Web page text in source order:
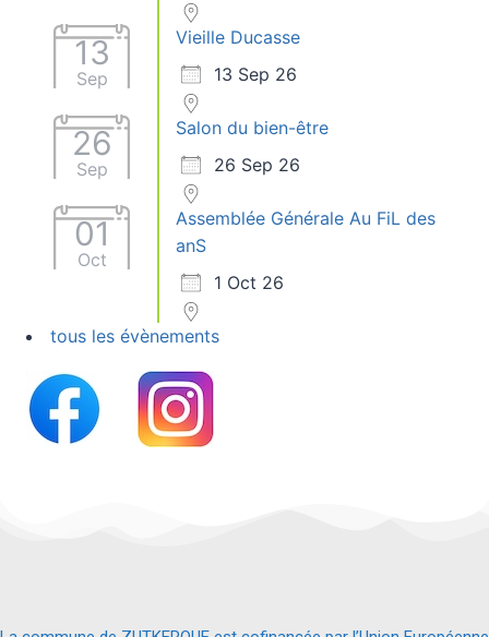
13
Sep
Vieille Ducasse
13 Sep 26
26
Sep
Salon du bien-être
26 Sep 26
01
Oct
Assemblée Générale Au FiL des
anS
1 Oct 26
tous les évènements